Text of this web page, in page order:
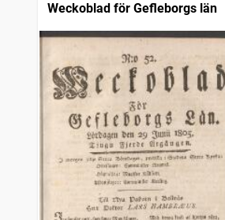
Weckoblad för Gefleborgs län